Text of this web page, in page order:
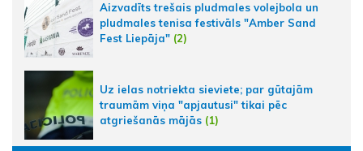
Aizvadīts trešais pludmales volejbola un
pludmales tenisa festivāls "Amber Sand
Fest Liepāja" (2)
Uz ielas notriekta sieviete; par gūtajām
traumām viņa "apjautusi" tikai pēc
atgriešanās mājās (1)